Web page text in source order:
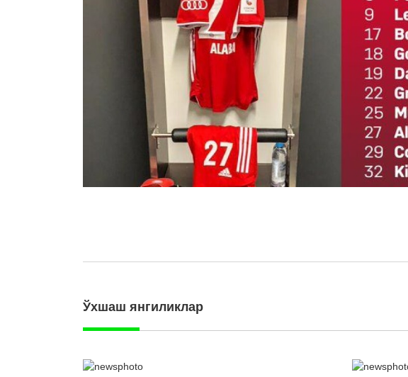
Ўхшаш янгиликлар